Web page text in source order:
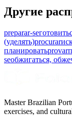
Другие
preparar-se
(уделять)procurar
планироватьprovar
seобжигаться,
Master Brazilian
exercises, and